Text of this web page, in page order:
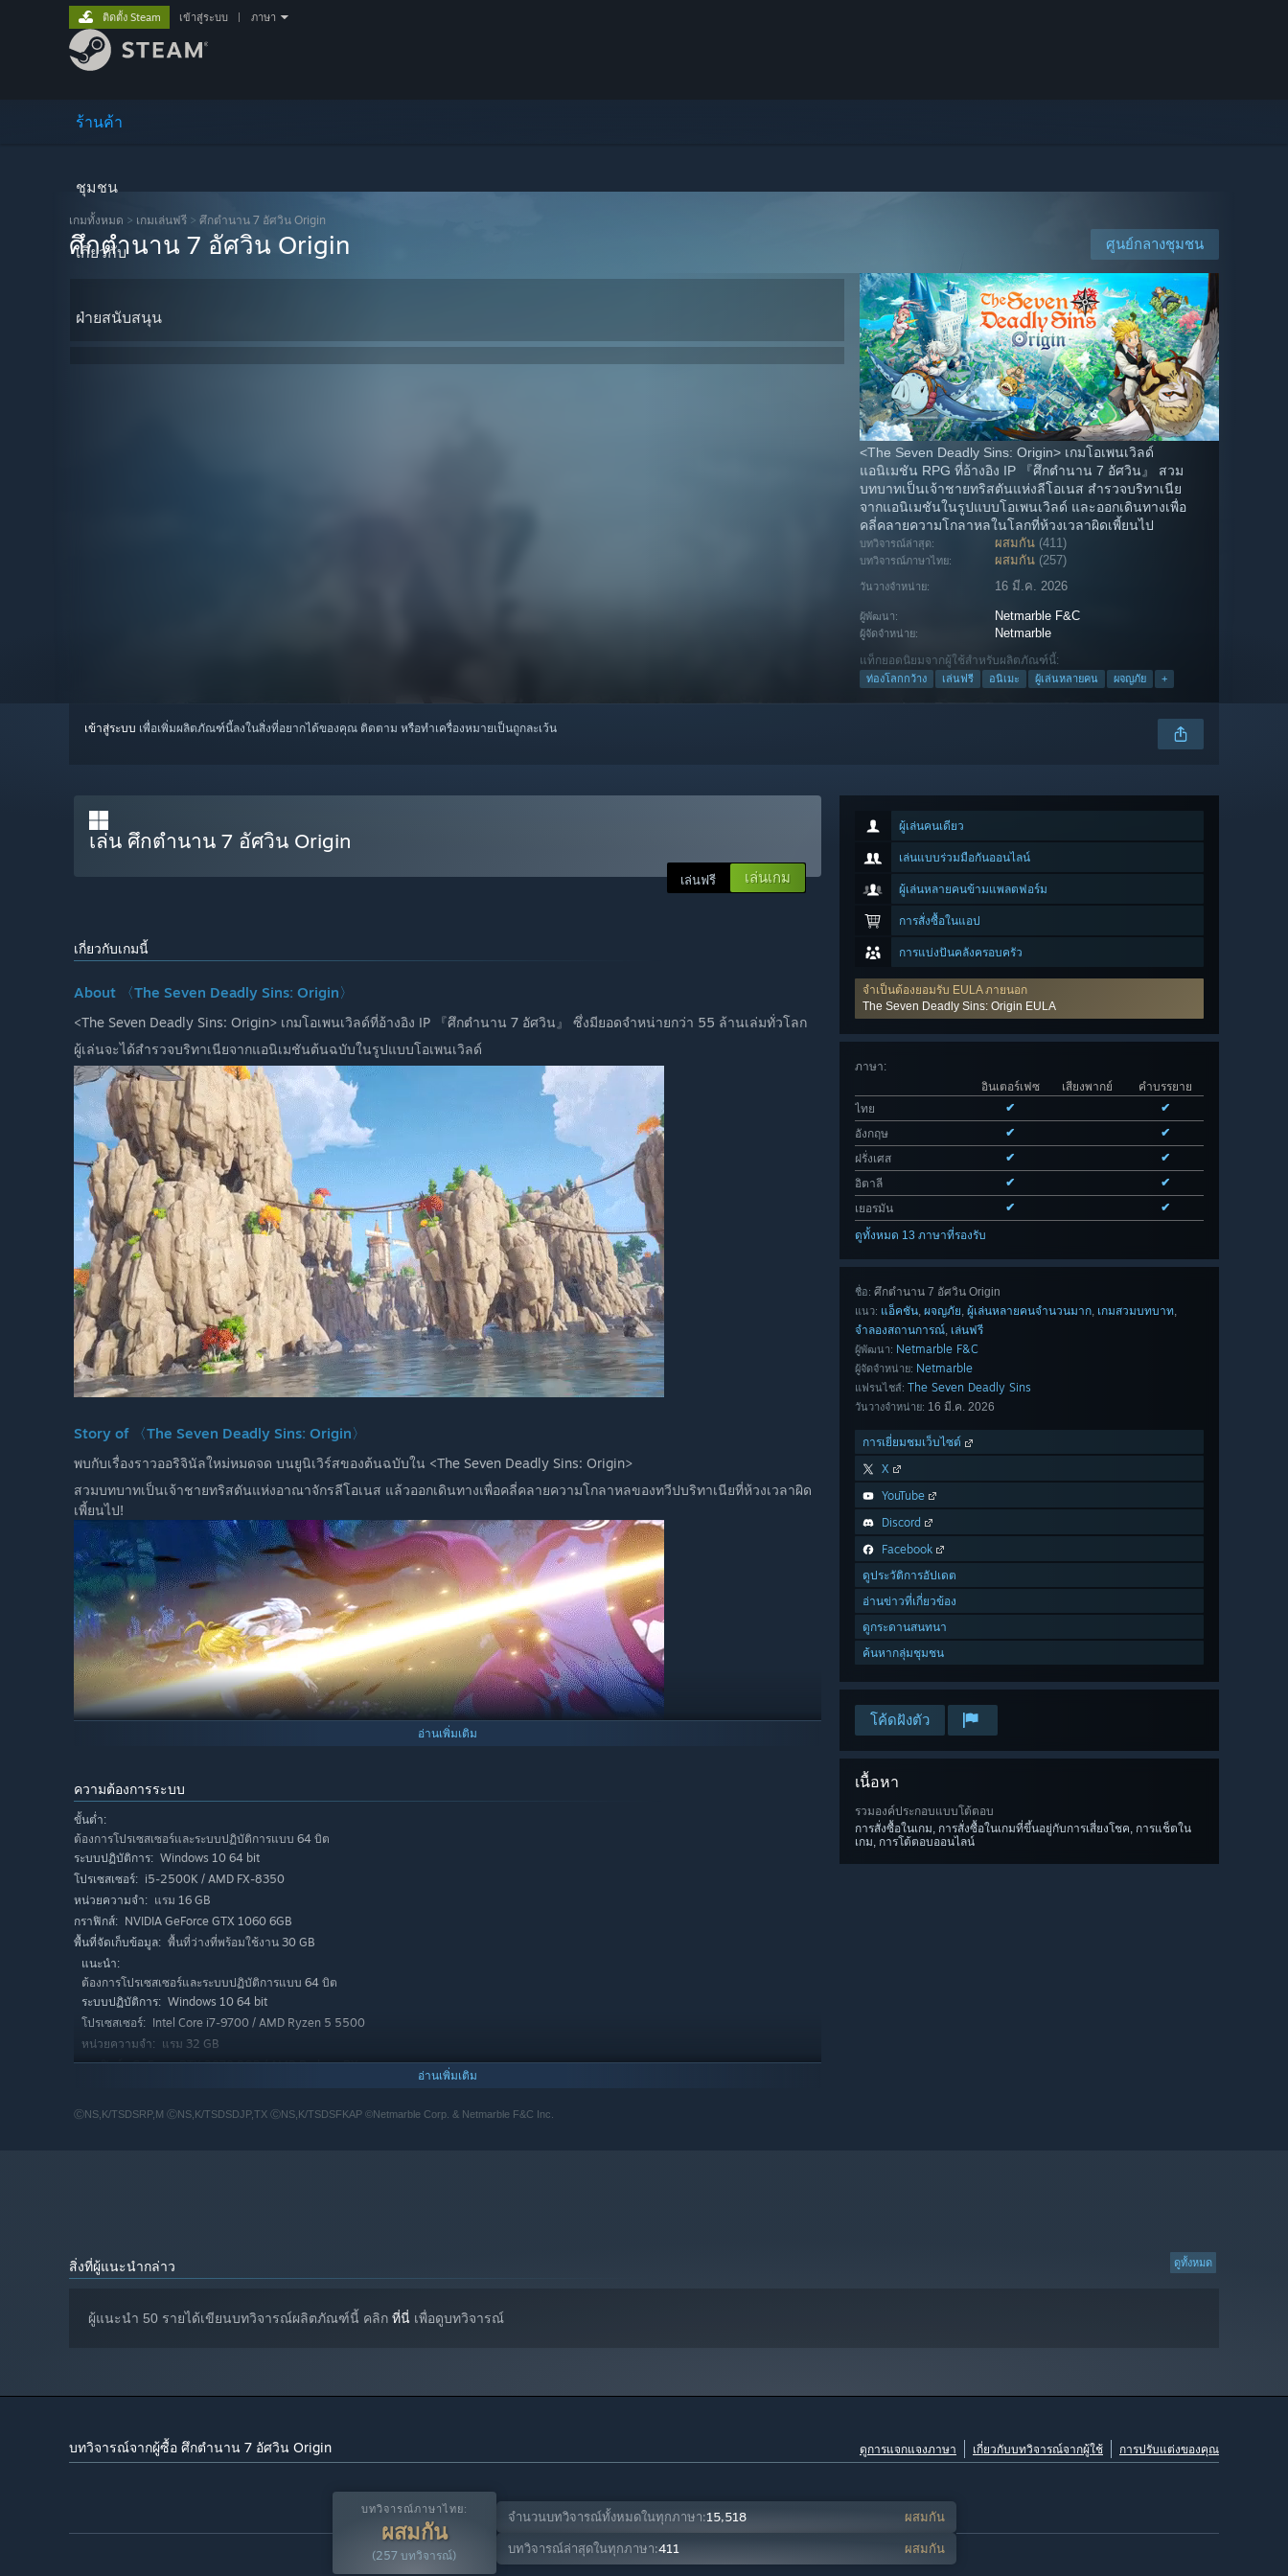
ร้านค้า
ชุมชน
เกี่ยวกับ
ฝ่ายสนับสนุน
ติดตั้ง Steam เข้าสู่ระบบ ภาษา
เกมทั้งหมด > เกมเล่นฟรี > ศึกตำนาน 7 อัศวิน Origin
ศูนย์กลางชุมชน
ศึกตำนาน 7 อัศวิน Origin
<The Seven Deadly Sins: Origin> เกมโอเพนเวิลด์
แอนิเมชัน RPG ที่อ้างอิง IP 『ศึกตำนาน 7 อัศวิน』 สวม
บทบาทเป็นเจ้าชายทริสตันแห่งลีโอเนส สำรวจบริทาเนีย
จากแอนิเมชันในรูปแบบโอเพนเวิลด์ และออกเดินทางเพื่อ
คลี่คลายความโกลาหลในโลกที่ห้วงเวลาผิดเพี้ยนไป
บทวิจารณ์ล่าสุด: ผสมกัน (411)
บทวิจารณ์ภาษาไทย: ผสมกัน (257)
วันวางจำหน่าย: 16 มี.ค. 2026
ผู้พัฒนา: Netmarble F&C
ผู้จัดจำหน่าย: Netmarble
แท็กยอดนิยมจากผู้ใช้สำหรับผลิตภัณฑ์นี้:
ท่องโลกกว้าง เล่นฟรี อนิเมะ ผู้เล่นหลายคน ผจญภัย +
เข้าสู่ระบบ เพื่อเพิ่มผลิตภัณฑ์นี้ลงในสิ่งที่อยากได้ของคุณ ติดตาม หรือทำเครื่องหมายเป็นถูกละเว้น
ผู้เล่นคนเดียว
เล่นแบบร่วมมือกันออนไลน์
ผู้เล่นหลายคนข้ามแพลตฟอร์ม
การสั่งซื้อในแอป
การแบ่งปันคลังครอบครัว
จำเป็นต้องยอมรับ EULA ภายนอก
The Seven Deadly Sins: Origin EULA
ภาษา:
อินเตอร์เฟซ
เสียงพากย์
คำบรรยาย
ไทย
✔
✔
อังกฤษ
✔
✔
ฝรั่งเศส
✔
✔
อิตาลี
✔
✔
เยอรมัน
✔ ✔
ดูทั้งหมด 13 ภาษาที่รองรับ
ชื่อ: ศึกตำนาน 7 อัศวิน Origin
แนว: แอ็คชัน, ผจญภัย, ผู้เล่นหลายคนจำนวนมาก, เกมสวมบทบาท,
จำลองสถานการณ์, เล่นฟรี
ผู้พัฒนา: Netmarble F&C
ผู้จัดจำหน่าย: Netmarble
แฟรนไชส์: The Seven Deadly Sins
วันวางจำหน่าย: 16 มี.ค. 2026
การเยี่ยมชมเว็บไซต์
X
YouTube
Discord
Facebook
ดูประวัติการอัปเดต
อ่านข่าวที่เกี่ยวข้อง
ดูกระดานสนทนา
ค้นหากลุ่มชุมชน
โค้ดฝังตัว
เนื้อหา
รวมองค์ประกอบแบบโต้ตอบ
การสั่งซื้อในเกม, การสั่งซื้อในเกมที่ขึ้นอยู่กับการเสี่ยงโชค, การแช็ตใน
เกม, การโต้ตอบออนไลน์
เล่น ศึกตำนาน 7 อัศวิน Origin
เล่นฟรี เล่นเกม
เกี่ยวกับเกมนี้
About 〈The Seven Deadly Sins: Origin〉
<The Seven Deadly Sins: Origin> เกมโอเพนเวิลด์ที่อ้างอิง IP 『ศึกตำนาน 7 อัศวิน』 ซึ่งมียอดจำหน่ายกว่า 55 ล้านเล่มทั่วโลก
ผู้เล่นจะได้สำรวจบริทาเนียจากแอนิเมชันต้นฉบับในรูปแบบโอเพนเวิลด์
Story of 〈The Seven Deadly Sins: Origin〉
พบกับเรื่องราวออริจินัลใหม่หมดจด บนยูนิเวิร์สของต้นฉบับใน <The Seven Deadly Sins: Origin>
สวมบทบาทเป็นเจ้าชายทริสตันแห่งอาณาจักรลีโอเนส แล้วออกเดินทางเพื่อคลี่คลายความโกลาหลของทวีปบริทาเนียที่ห้วงเวลาผิด
เพี้ยนไป!
Adventure of 〈The Seven Deadly Sins: Origin〉
หลากหลายความลับ และเหล่ามอนสเตอร์ตัวฉกาจ รอทุกท่านอยู่ที่ทวีปบริทาเนียในรูปแบบโอเพนเวิลด์
จัดทีมอัศวินที่มีความสามารถหลากหลาย เพื่อสำรวจและผจญภัยในบริทาเนียที่แฝงไปด้วยความอันตราย!
ในโลกมัลติเวิร์สที่ห้วงเวลาผิดเพี้ยนไป เหล่าอัศวินยอดนิยมจากต้นฉบับ 〈ศึกตำนาน 7 อัศวิน〉 ได้ข้ามพื้นที่และเวลาในซีรีส์ มา
เข้าร่วมผจญภัยกับทุกท่าน
รวมถึงเหล่าอัศวินออริจินัลที่มีใน <The Seven Deadly Sins: Origin> เท่านั้น!
Moments of 〈The Seven Deadly Sins: Origin〉
สนุกกับการสำรวจสถานที่ที่ยังไม่เคยไปเยือน หรือชื่นชมทิวทัศน์ใหม่ๆ เคียงข้างเพื่อนพ้อง
อ่านเพิ่มเติม
ความต้องการระบบ
ขั้นต่ำ:
ต้องการโปรเซสเซอร์และระบบปฏิบัติการแบบ 64 บิต
ระบบปฏิบัติการ: Windows 10 64 bit
โปรเซสเซอร์: i5-2500K / AMD FX-8350
หน่วยความจำ: แรม 16 GB
กราฟิกส์: NVIDIA GeForce GTX 1060 6GB
พื้นที่จัดเก็บข้อมูล: พื้นที่ว่างที่พร้อมใช้งาน 30 GB
แนะนำ:
ต้องการโปรเซสเซอร์และระบบปฏิบัติการแบบ 64 บิต
ระบบปฏิบัติการ: Windows 10 64 bit
โปรเซสเซอร์: Intel Core i7-9700 / AMD Ryzen 5 5500
หน่วยความจำ: แรม 32 GB
กราฟิกส์: GeForce RTX 2070 8GB / AMD Radeon RX
อ่านเพิ่มเติม
ⒸNS,K/TSDSRP,M ⒸNS,K/TSDSDJP,TX ⒸNS,K/TSDSFKAP ©Netmarble Corp. & Netmarble F&C Inc.
ดูทั้งหมด
สิ่งที่ผู้แนะนำกล่าว
ผู้แนะนำ 50 รายได้เขียนบทวิจารณ์ผลิตภัณฑ์นี้ คลิก ที่นี่ เพื่อดูบทวิจารณ์
บทวิจารณ์จากผู้ซื้อ ศึกตำนาน 7 อัศวิน Origin ดูการแจกแจงภาษา เกี่ยวกับบทวิจารณ์จากผู้ใช้ การปรับแต่งของคุณ
บทวิจารณ์ภาษาไทย:
ผสมกัน
(257 บทวิจารณ์)
จำนวนบทวิจารณ์ทั้งหมดในทุกภาษา:15,518 ผสมกัน
บทวิจารณ์ล่าสุดในทุกภาษา:411 ผสมกัน